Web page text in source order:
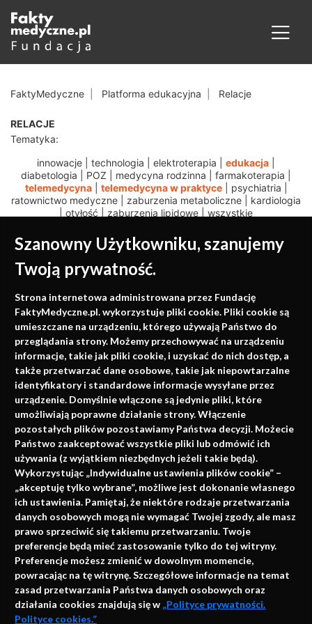
Szanowny Użytkowniku, szanujemy
Twoją prywatność.
Strona internetowa administrowana przez Fundację
FaktyMedyczne.pl. wykorzystuje pliki cookie. Pliki cookie są
umieszczane na urządzeniu, którego używają Państwo do
przeglądania strony. Możemy przechowywać na urządzeniu
informacje, takie jak pliki cookie, i uzyskać do nich dostęp, a
także przetwarzać dane osobowe, takie jak niepowtarzalne
identyfikatory i standardowe informacje wysyłane przez
urządzenie. Domyślnie włączone są jedynie pliki, które
umożliwiają poprawne działanie strony. Włączenie
pozostałych plików pozostawiamy Państwa decyzji. Możecie
Państwo zaakceptować wszystkie pliki lub odmówić ich
używania (z wyjątkiem niezbędnych jeżeli takie będą).
Wykorzystując „Indywidualne ustawienia plików cookie” –
„akceptuję tylko wybrane”, możliwe jest dokonanie własnego
ich ustawienia. Pamiętaj, że niektóre rodzaje przetwarzania
danych osobowych mogą nie wymagać Twojej zgody, ale masz
prawo sprzeciwić się takiemu przetwarzaniu. Twoje
preferencje będą mieć zastosowanie tylko do tej witryny.
Preferencje możesz zmienić w dowolnym momencie,
powracając na tę witrynę. Szczegółowe informacje na temat
zasad przetwarzania Państwa danych osobowych oraz
działania cookies znajdują się w „Polityce prywatności.
Polityce cookies.”
FaktyMedyczne Platforma edukacyjna Relacje
RELACJE
Tematyka:
innowacje
technologia elektroterapia edukacja
diabetologia
POZ medycyna rodzinna farmakoterapia
telemedycyna| telemedycyna w praktyce| psychiatria
ratownictwo medyczne
zaburzenia metaboliczne
kardiologia
otyłość zaburzenia lipidowe wszystkie
Medycyna oparta na
faktach
Konferencje, szkolenia, e-learning, wydawnictwo
Napisz do nas
info@faktymedyczne.pl
ul. Towarowa 2
43-460 Wisła
Redakcja medyczna:
ul. Wolności 338b